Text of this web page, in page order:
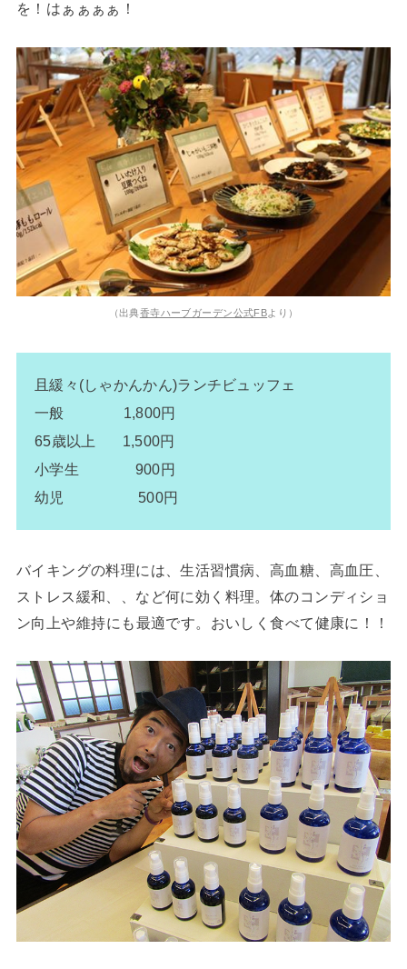
を！はぁぁぁぁ！
（出典香寺ハーブガーデン公式FBより）
且緩々(しゃかんかん)ランチビュッフェ
一般 1,800円
65歳以上 1,500円
小学生 900円
幼児 500円
バイキングの料理には、生活習慣病、高血糖、高血圧、
ストレス緩和、、など何に効く料理。 体のコンディショ
ン向上や維持にも最適です。おいしく食べて健康に！！